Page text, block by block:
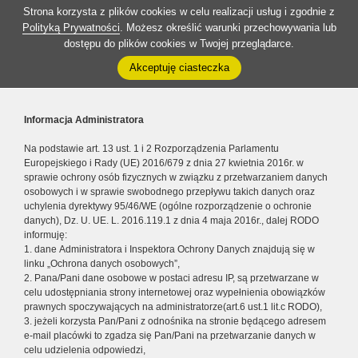
Strona korzysta z plików cookies w celu realizacji usług i zgodnie z
Polityką Prywatności. Możesz określić warunki przechowywania lub
dostępu do plików cookies w Twojej przeglądarce.
Akceptuję ciasteczka
Informacja Administratora
Na podstawie art. 13 ust. 1 i 2 Rozporządzenia Parlamentu
Europejskiego i Rady (UE) 2016/679 z dnia 27 kwietnia 2016r. w
sprawie ochrony osób fizycznych w związku z przetwarzaniem danych
osobowych i w sprawie swobodnego przepływu takich danych oraz
uchylenia dyrektywy 95/46/WE (ogólne rozporządzenie o ochronie
danych), Dz. U. UE. L. 2016.119.1 z dnia 4 maja 2016r., dalej RODO
informuję:
1. dane Administratora i Inspektora Ochrony Danych znajdują się w
linku „Ochrona danych osobowych”,
2. Pana/Pani dane osobowe w postaci adresu IP, są przetwarzane w
celu udostępniania strony internetowej oraz wypełnienia obowiązków
prawnych spoczywających na administratorze(art.6 ust.1 lit.c RODO),
3. jeżeli korzysta Pan/Pani z odnośnika na stronie będącego adresem
e-mail placówki to zgadza się Pan/Pani na przetwarzanie danych w
celu udzielenia odpowiedzi,